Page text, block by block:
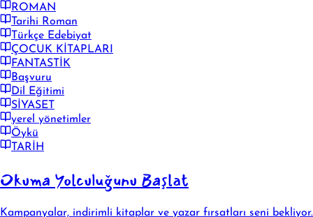
ROMAN
Tarihi Roman
Türkçe Edebiyat
ÇOCUK KİTAPLARI
FANTASTİK
Başvuru
Dil Eğitimi
SİYASET
yerel yönetimler
Öykü
TARİH
Okuma Yolculuğunu Başlat
Kampanyalar, indirimli kitaplar ve yazar fırsatları seni bekliyor.